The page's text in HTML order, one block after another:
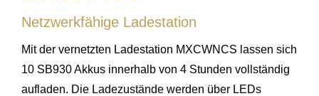
Netzwerkfähige Ladestation
Mit der vernetzten Ladestation MXCWNCS lassen sich
10 SB930 Akkus innerhalb von 4 Stunden vollständig
aufladen. Die Ladezustände werden über LEDs